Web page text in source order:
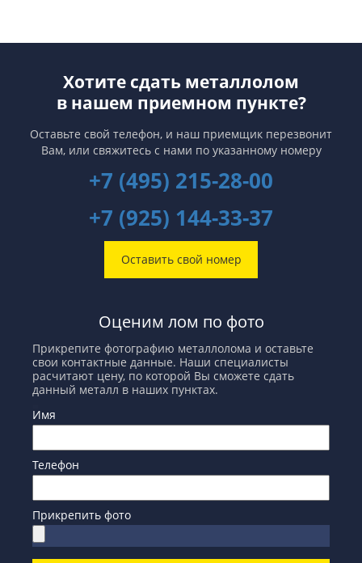
Хотите сдать металлолом
в нашем приемном пункте?
Оставьте свой телефон, и наш приемщик перезвонит
Вам, или свяжитесь с нами по указанному номеру
+7 (495) 215-28-00
+7 (925) 144-33-37
Оставить свой номер
Оценим лом по фото
Прикрепите фотографию металлолома и оставьте
свои контактные данные. Наши специалисты
расчитают цену, по которой Вы сможете сдать
данный металл в наших пунктах.
Имя
Телефон
Прикрепить фото